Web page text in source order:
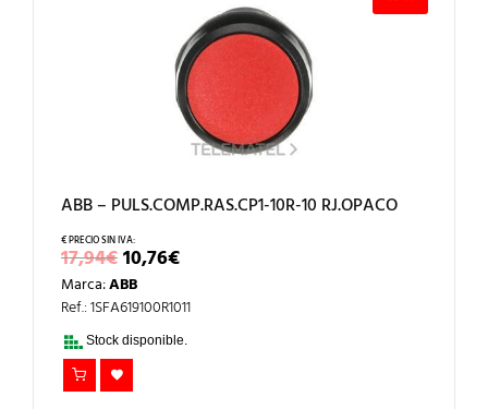
ABB – PULS.COMP.RAS.CP1-10R-10 RJ.OPACO
17,94€EL
PRECIO
ORIGINAL
ERA:
17,94€.
10,76€EL
PRECIO
ES:
Marca:ABB
Ref.: 1SFA619100R1011
Stock disponible.